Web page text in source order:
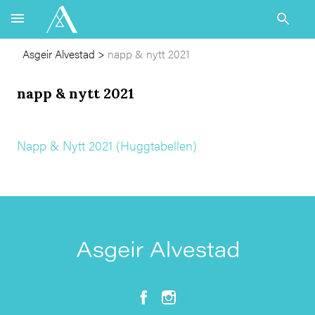
Asgeir Alvestad > napp & nytt 2021
napp & nytt 2021
Napp & Nytt 2021 (Huggtabellen)